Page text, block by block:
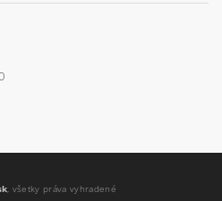
, všetky práva vyhradené